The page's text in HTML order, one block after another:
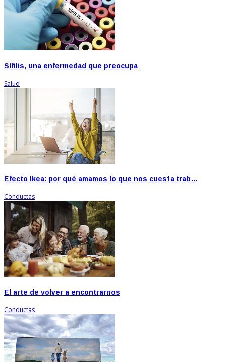
Sífilis, una enfermedad que preocupa
Salud
Efecto Ikea: por qué amamos lo que nos cuesta trab…
Conductas
El arte de volver a encontrarnos
Conductas